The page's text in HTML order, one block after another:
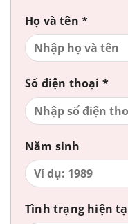
Họ và tên *
Số điện thoại *
Năm sinh
Tình trạng hiện